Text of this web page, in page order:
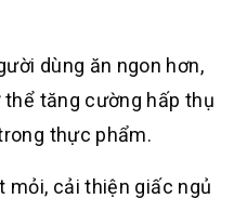
dùng ăn ngon hơn,
tăng cường hấp thụ
thực phẩm.
mỏi, cải thiện giấc ngủ